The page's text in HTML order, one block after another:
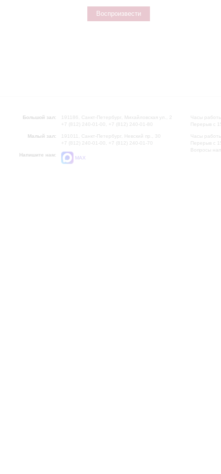
Воспроизвести
Большой зал:
191186, Санкт-Петербург, Михайловская ул., 2
+7 (812) 240-01-00, +7 (812) 240-01-80
Малый зал:
191011, Санкт-Петербург, Невский пр., 30
+7 (812) 240-01-00, +7 (812) 240-01-70
Напишите нам:
MAX
Часы
Перерыв с
Часы
Перерыв с
Вопросы